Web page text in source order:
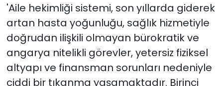
'Aile hekimliği sistemi, son yıllarda giderek
artan hasta yoğunluğu, sağlık hizmetiyle
doğrudan ilişkili olmayan bürokratik ve
angarya nitelikli görevler, yetersiz fiziksel
altyapı ve finansman sorunları nedeniyle
ciddi bir tıkanma yaşamaktadır. Birinci